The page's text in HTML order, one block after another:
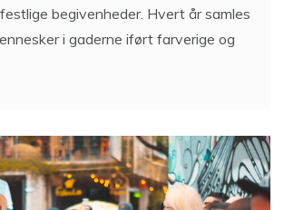
begivenheder. Hvert år samles
i gaderne iført farverige og